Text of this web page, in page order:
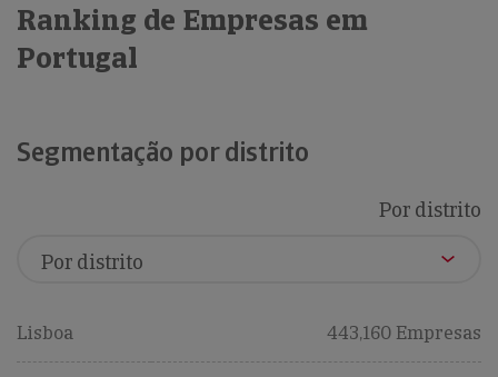
Ranking de Empresas em
Portugal
Segmentação por distrito
Por distrito
Lisboa 443,160 Empresas